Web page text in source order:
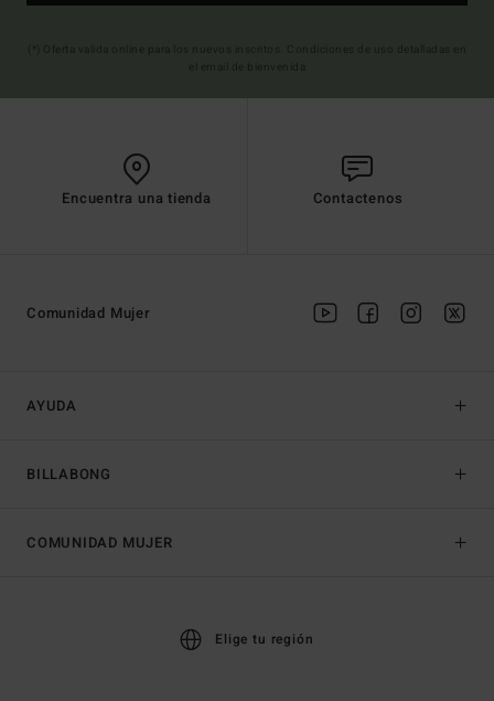
Encuentra una tienda Contactenos
AYUDA
BILLABONG
Comunidad Mujer
COMUNIDAD MUJER
Elige tu región